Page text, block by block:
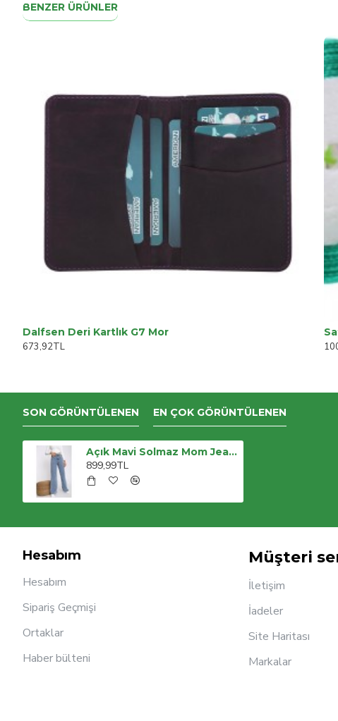
BENZER ÜRÜNLER
Dalfsen Deri Kartlık G7 Mor
673,92TL
SON GÖRÜNTÜLENEN EN ÇOK GÖRÜNTÜLENEN
Açık Mavi Solmaz Mom Jean Kadın Boyfriend Yüksek Bel Power Likra Pantolon
899,99TL
Hesabım
Hesabım
Sipariş Geçmişi
Ortaklar
Haber bülteni
Müşteri
İletişim
İadeler
Site Haritası
Markalar